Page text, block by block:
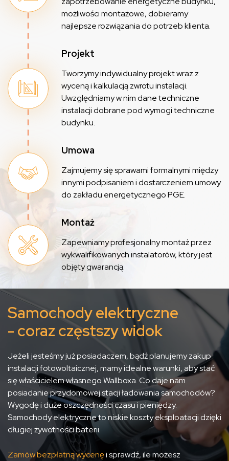
możliwości montażowe, dobieramy
najlepsze rozwiązania do potrzeb klienta.
Projekt
Tworzymy indywidualny projekt wraz z
wyceną i kalkulacją zwrotu instalacji.
Uwzględniamy w nim dane techniczne
instalacji dobrane pod wymogi techniczne
budynku.
Umowa
Zajmujemy się sprawami formalnymi między
innymi podpisaniem i dostarczeniem umowy
do zakładu energetycznego PGE.
Montaż
Zapewniamy profesjonalny montaż przez
wykwalifikowanych instalatorów, który jest
objęty gwarancją.
Samochody elektryczne
- coraz częstszy widok
Jeżeli jesteśmy już posiadaczem, bądź planujemy zakup
instalacji fotowoltaicznej, mamy idealne warunki, aby stać
się właścicielem własnego Wallboxa. Co daje nam
posiadanie przydomowej stacji ładowania samochodów?
Wygodę i duże oszczędności czasu i pieniędzy.
Samochody elektryczne to niskie koszty eksploatacji dzięki
długiej żywotności baterii.
Zamów bezpłatną wycenęi sprawdź, ile możesz